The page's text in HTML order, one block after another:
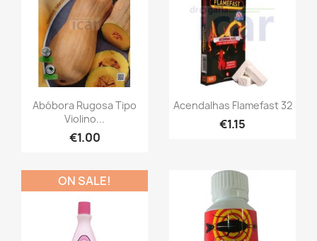
Abóbora Rugosa Tipo
Violino...
€1.00
Acendalhas Flamefast 32
€1.15
ON SALE!